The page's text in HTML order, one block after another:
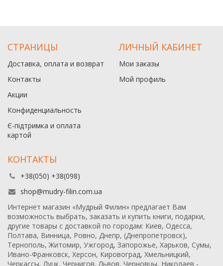
СТРАНИЦЫ
Доставка, оплата и возврат
Контакты
Акции
Конфиденциальность
Є-підтримка и оплата
картой
ЛИЧНЫЙ КАБИНЕТ
Мои заказы
Мой профиль
КОНТАКТЫ
+38(050) +38(098)
shop@mudry-filin.com.ua
Интернет магазин «Мудрый Филин» предлагает Вам
возможность выбрать, заказать и купить книги, подарки,
другие товары с доставкой по городам: Киев, Одесса,
Полтава, Винница, Ровно, Днепр, (Днепропетровск),
Тернополь, Житомир, Ужгород, Запорожье, Харьков, Сумы,
Ивано-Франковск, Херсон, Кировоград, Хмельницкий,
Черкассы, Луцк, Чернигов, Львов, Черновцы, Николаев -